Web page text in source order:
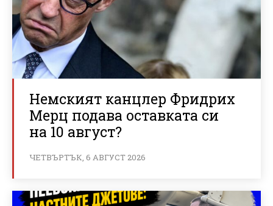
Немският канцлер Фридрих
Мерц подава оставката си
на 10 август?
ЧЕТВЪРТЪК, 6 АВГУСТ 2026